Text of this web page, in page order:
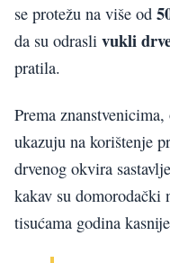
se protežu na više od
da su odrasli vukli
pratila.
Prema
ukazuju na korištenje
drvenog okvira
kakav su
tisućama godina